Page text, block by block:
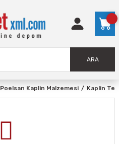
ARA
Poelsan Kaplin Malzemesi Kaplin Te